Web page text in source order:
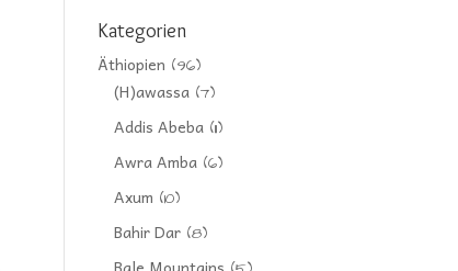
Kategorien
Äthiopien (96)
(H)awassa (7)
Addis Abeba (11)
Awra Amba (6)
Axum (10)
Bahir Dar (8)